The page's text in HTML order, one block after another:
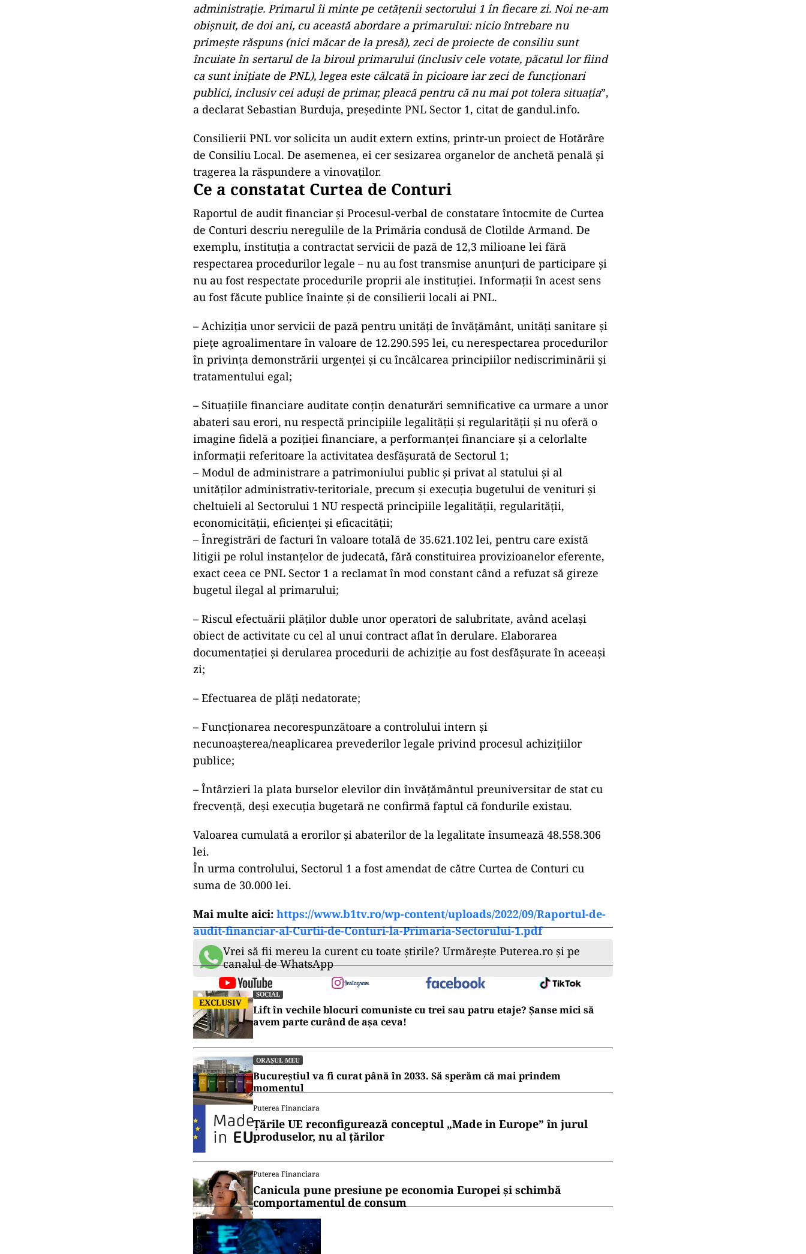
administrație. Primarul îi minte pe cetățenii sectorului 1 în fiecare zi. Noi ne-am
obișnuit, de doi ani, cu această abordare a primarului: nicio întrebare nu
primește răspuns (nici măcar de la presă), zeci de proiecte de consiliu sunt
încuiate în sertarul de la biroul primarului (inclusiv cele votate, păcatul lor fiind
ca sunt inițiate de PNL), legea este călcată în picioare iar zeci de funcționari
publici, inclusiv cei aduși de primar, pleacă pentru că nu mai pot tolera situația”,
a declarat Sebastian Burduja, președinte PNL Sector 1, citat de gandul.info.
Consilierii PNL vor solicita un audit extern extins, printr-un proiect de Hotărâre
de Consiliu Local. De asemenea, ei cer sesizarea organelor de anchetă penală și
tragerea la răspundere a vinovaților.
Ce a constatat Curtea de Conturi
Raportul de audit financiar și Procesul-verbal de constatare întocmite de Curtea
de Conturi descriu neregulile de la Primăria condusă de Clotilde Armand. De
exemplu, instituția a contractat servicii de pază de 12,3 milioane lei fără
respectarea procedurilor legale – nu au fost transmise anunțuri de participare și
nu au fost respectate procedurile proprii ale instituției. Informații în acest sens
au fost făcute publice înainte și de consilierii locali ai PNL.
– Achiziția unor servicii de pază pentru unități de învățământ, unități sanitare și
piețe agroalimentare în valoare de 12.290.595 lei, cu nerespectarea procedurilor
în privința demonstrării urgenței și cu încălcarea principiilor nediscriminării și
tratamentului egal;
– Situațiile financiare auditate conțin denaturări semnificative ca urmare a unor
abateri sau erori, nu respectă principiile legalității și regularității și nu oferă o
imagine fidelă a poziției financiare, a performanței financiare și a celorlalte
informații referitoare la activitatea desfășurată de Sectorul 1;
– Modul de administrare a patrimoniului public și privat al statului și al
unităților administrativ-teritoriale, precum și execuția bugetului de venituri și
cheltuieli al Sectorului 1 NU respectă principiile legalității, regularității,
economicității, eficienței și eficacității;
– Înregistrări de facturi în valoare totală de 35.621.102 lei, pentru care există
litigii pe rolul instanțelor de judecată, fără constituirea provizioanelor eferente,
exact ceea ce PNL Sector 1 a reclamat în mod constant când a refuzat să gireze
bugetul ilegal al primarului;
– Riscul efectuării plăților duble unor operatori de salubritate, având același
obiect de activitate cu cel al unui contract aflat în derulare. Elaborarea
documentației și derularea procedurii de achiziție au fost desfășurate în aceeași
zi;
– Efectuarea de plăți nedatorate;
– Funcționarea necorespunzătoare a controlului intern și
necunoașterea/neaplicarea prevederilor legale privind procesul achizițiilor
publice;
– Întârzieri la plata burselor elevilor din învățământul preuniversitar de stat cu
frecvență, deși execuția bugetară ne confirmă faptul că fondurile existau.
Valoarea cumulată a erorilor și abaterilor de la legalitate însumează 48.558.306
lei.
În urma controlului, Sectorul 1 a fost amendat de către Curtea de Conturi cu
suma de 30.000 lei.
Mai multe aici: https://www.b1tv.ro/wp-content/uploads/2022/09/Raportul-de-
audit-financiar-al-Curtii-de-Conturi-la-Primaria-Sectorului-1.pdf
Vrei să fii mereu la curent cu toate știrile? Urmărește Puterea.ro și pe
canalul de WhatsApp
EXCLUSIV
SOCIAL
Lift în vechile blocuri comuniste cu trei sau patru etaje? Șanse mici să
avem parte curând de așa ceva!
ORAȘUL MEU
Bucureștiul va fi curat până în 2033. Să sperăm că mai prindem
momentul
Puterea Financiara
Țările UE reconfigurează conceptul „Made in Europe” în jurul
produselor, nu al țărilor
Puterea Financiara
Canicula pune presiune pe economia Europei și schimbă
comportamentul de consum